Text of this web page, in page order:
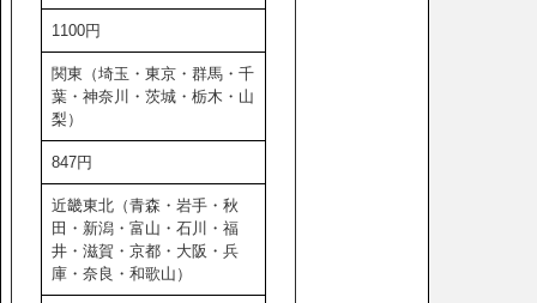
1100円
関東（埼玉・東京・群馬・千
葉・神奈川・茨城・栃木・山
梨）
847円
近畿東北（青森・岩手・秋
田・新潟・富山・石川・福
井・滋賀・京都・大阪・兵
庫・奈良・和歌山）